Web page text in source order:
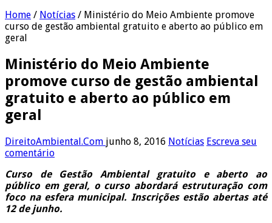
Home / Notícias / Ministério do Meio Ambiente promove
curso de gestão ambiental gratuito e aberto ao público em
geral
Ministério do Meio Ambiente
promove curso de gestão ambiental
gratuito e aberto ao público em
geral
DireitoAmbiental.Com junho 8, 2016 Notícias Escreva seu
comentário
Curso de Gestão Ambiental gratuito e aberto ao
público em geral, o curso abordará estruturação com
foco na esfera municipal. Inscrições estão abertas até
12 de junho.